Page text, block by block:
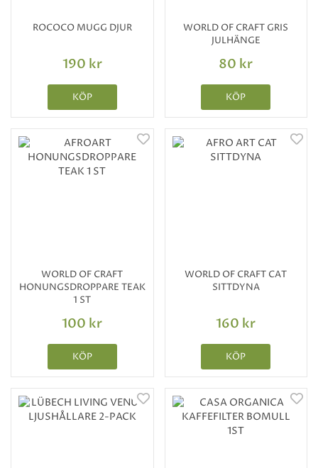
ROCOCO MUGG DJUR
190 kr
KÖP
WORLD OF CRAFT GRIS
JULHÄNGE
80 kr
KÖP
WORLD OF CRAFT
HONUNGSDROPPARE TEAK
1 ST
100 kr
KÖP
WORLD OF CRAFT CAT
SITTDYNA
160 kr
KÖP